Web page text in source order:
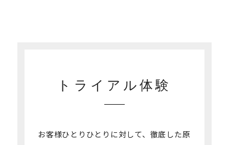
トライアル体験
お客様ひとりひとりに対して、徹底した原